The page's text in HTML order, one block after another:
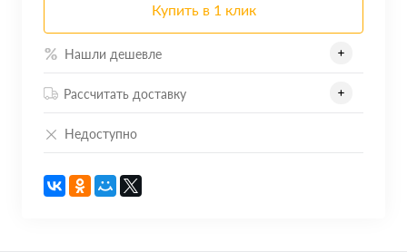
Купить в 1 клик
Нашли дешевле
Рассчитать доставку
Недоступно